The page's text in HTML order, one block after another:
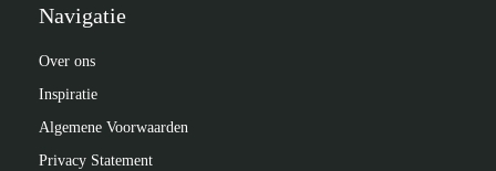
Navigatie
Over ons
Inspiratie
Algemene Voorwaarden
Privacy Statement